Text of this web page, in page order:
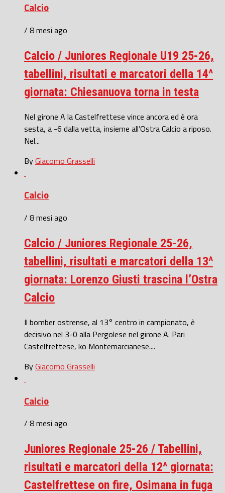
Calcio
/ 8 mesi ago
Calcio / Juniores Regionale U19 25-26,
tabellini, risultati e marcatori della 14^
giornata: Chiesanuova torna in testa
Nel girone A la Castelfrettese vince ancora ed è ora
sesta, a -6 dalla vetta, insieme all’Ostra Calcio a riposo.
Nel...
ByGiacomo Grasselli
Calcio
/ 8 mesi ago
Calcio / Juniores Regionale 25-26,
tabellini, risultati e marcatori della 13^
giornata: Lorenzo Giusti trascina l’Ostra
Calcio
Il bomber ostrense, al 13° centro in campionato, è
decisivo nel 3-0 alla Pergolese nel girone A. Pari
Castelfrettese, ko Montemarcianese....
ByGiacomo Grasselli
Calcio
/ 8 mesi ago
Juniores Regionale 25-26 / Tabellini,
risultati e marcatori della 12^ giornata:
Castelfrettese on fire, Osimana in fuga